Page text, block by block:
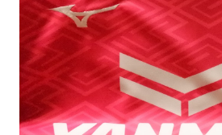
ご家族の方が多いとは思うが、こんな
かった。 身内以外のサポーターが単独
い面もあるだろうが、その中でもサポ
る。セレッソ大阪のサポーターの歴史
いっていることに、誕生日以上に感激
の監督に言われた一言を思い出す。 そ